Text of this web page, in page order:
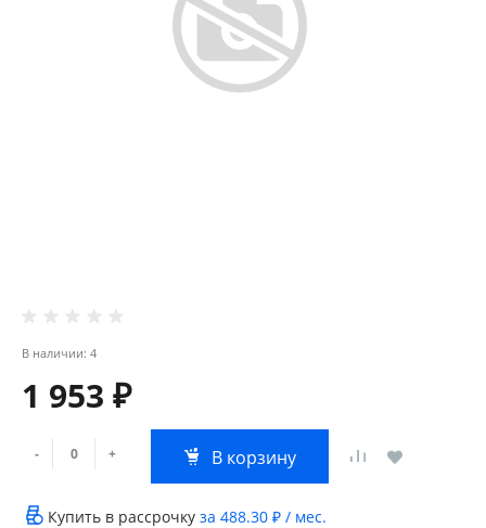
В наличии: 4
1 953 ₽
- + В корзину
Купить в рассрочку за 488.30 ₽ / мес.